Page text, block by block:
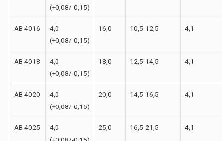
(+0,08/-0,15)
AB 4016
4,0
(+0,08/-0,15)
16,0 10,5-12,5 4,1
AB 4018
4,0
(+0,08/-0,15)
18,0 12,5-14,5 4,1
AB 4020
4,0
(+0,08/-0,15)
20,0 14,5-16,5 4,1
AB 4025
4,0
25,0 16,5-21,5 4,1